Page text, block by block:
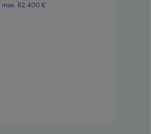
max. 82.400 €